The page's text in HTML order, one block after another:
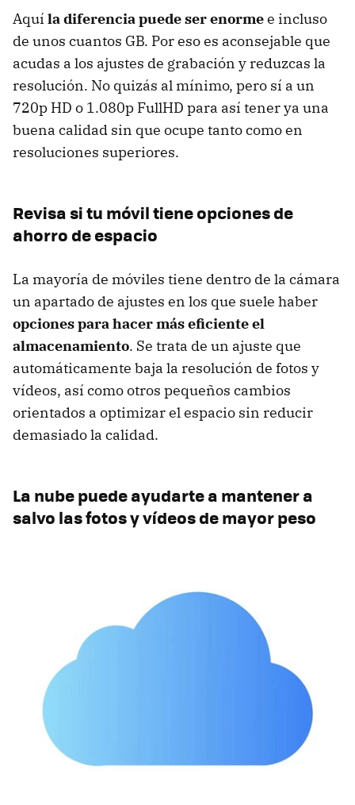
Aquí la diferencia puede ser enormee incluso
de unos cuantos GB. Por eso es aconsejable que
acudas a los ajustes de grabación y reduzcas la
resolución. No quizás al mínimo, pero sí a un
720p HD o 1.080p FullHD para así tener ya una
buena calidad sin que ocupe tanto como en
resoluciones superiores.
Revisa si tu móvil tiene opciones de
ahorro de espacio
La mayoría de móviles tiene dentro de la cámara
un apartado de ajustes en los que suele haber
opciones para hacer más eficiente el
almacenamiento. Se trata de un ajuste que
automáticamente baja la resolución de fotos y
vídeos, así como otros pequeños cambios
orientados a optimizar el espacio sin reducir
demasiado la calidad.
La nube puede ayudarte a mantener a
salvo las fotos y vídeos de mayor peso